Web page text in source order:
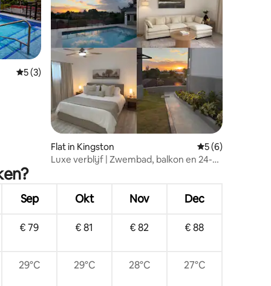
Gemiddelde beoordeling van 5 op 5, 3 recensies
5 (3)
Flat in Kingston Gemiddelde
5 (6)
Luxe verblijf | Zwembad, balkon en 24-
Sep Okt Nov Dec
€ 79 € 81 € 82 € 88
29°C 29°C 28°C 27°C